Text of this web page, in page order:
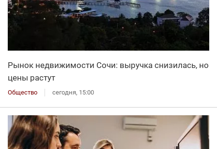
Рынок недвижимости Сочи: выручка снизилась, но
цены растут
Общество сегодня, 15:00